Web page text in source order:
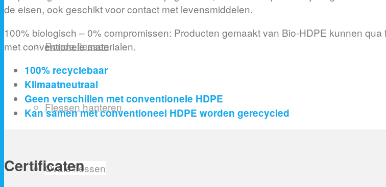
Ronde flessen
Flessen hanteren
Ovale flessen
de eisen, ook geschikt voor contact met levensmiddelen.
100% biologisch – 0% compromissen: Producten gemaakt van Bio-HDPE kunnen
met conventionele materialen.
100% recyclebaar
Klimaatneutraal
Geen verschillen met conventionele HDPE
Kan samen met conventioneel HDPE worden gerecycled
Certificaten